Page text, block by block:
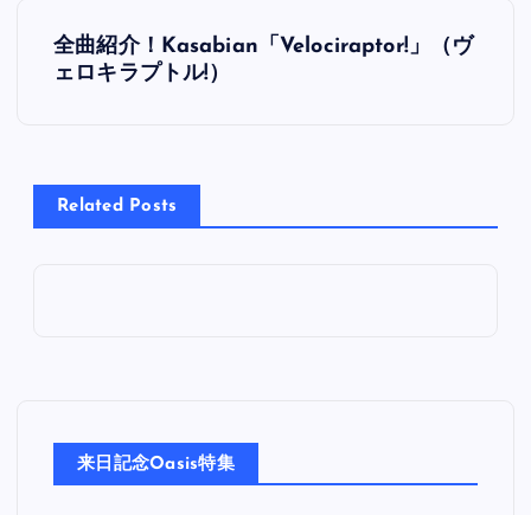
投
稿
ビ
ョ
ン
全曲紹介！Kasabian「Velociraptor!」（ヴ
ェロキラプトル!）
Related Posts
来日記念Oasis特集